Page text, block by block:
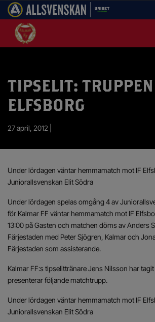
TIPSELIT:
ELFSBORG
27 april, 2012 |
Under lördagen väntar hemmamatch mot IF
Juniorallsvenskan Elit Södra
Under lördagen spelas omgång 4 av
för Kalmar FF väntar hemmamatch mot IF
13:00 på Gasten och matchen döms av Anders
Färjestaden med Peter Sjögren, Kalmar och
Färjestaden som assisterande.
Kalmar FF:s tipselittränare Jens Nilsson har tagit
presenterar följande matchtrupp.
Under lördagen väntar hemmamatch mot IF
Juniorallsvenskan Elit Södra